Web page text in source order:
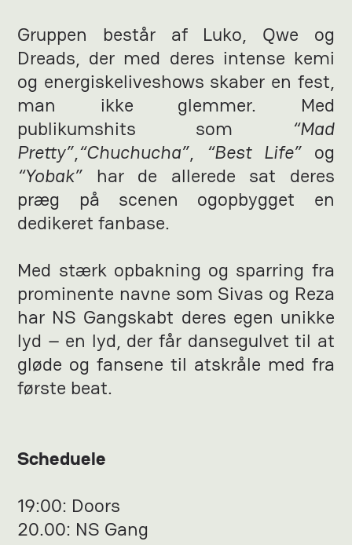
Gruppen består af Luko, Qwe og
Dreads, der med deres intense kemi
og energiskeliveshows skaber en fest,
man ikke glemmer. Med
publikumshits som “Mad
Pretty”,“Chuchucha”, “Best Life” og
“Yobak” har de allerede sat deres
præg på scenen ogopbygget en
dedikeret fanbase.
Med stærk opbakning og sparring fra
prominente navne som Sivas og Reza
har NS Gangskabt deres egen unikke
lyd – en lyd, der får dansegulvet til at
gløde og fansene til atskråle med fra
første beat.
Scheduele
19:00: Doors
20.00: NS Gang